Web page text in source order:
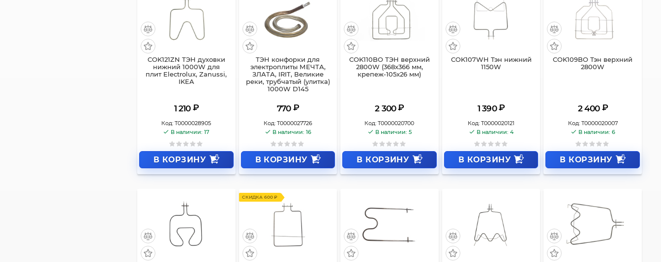
COK121ZN ТЭН духовки
нижний 1000W для
плит Electrolux, Zanussi,
IKEA
1 210 ₽
Код: Т0000028905
В наличии: 17
В КОРЗИНУ
ТЭН конфорки для
электроплиты МЕЧТА,
ЗЛАТА, IRIT, Великие
реки, трубчатый (улитка)
1000W D145
770 ₽
Код: Т0000027726
В наличии: 16
В КОРЗИНУ
COK110BO ТЭН верхний
2800W (368x366 мм,
крепеж-105x26 мм)
2 300 ₽
Код: Т0000020700
В наличии: 5
В КОРЗИНУ
COK107WH Тэн нижний
1150W
1 390 ₽
Код: Т0000020121
В наличии: 4
В КОРЗИНУ
COK109BO Тэн верхний
2800W
2 400 ₽
Код: Т0000020007
В наличии: 6
В КОРЗИНУ